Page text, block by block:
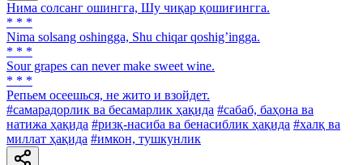
Нима солсанг ошингга, Шу чиқар қошиғингга.
* * *
Nima solsang oshingga, Shu chiqar qoshigʼingga.
* * *
Sour grapes can never make sweet wine.
* * *
Репьем осеешься, не жито и взойдет.
#самарадорлик ва бесамарлик ҳақида #сабаб, баҳона ва
натижа ҳақида #ризқ-насиба ва бенасиблик ҳақида #халқ ва
миллат ҳақида #имкон, тушкунлик